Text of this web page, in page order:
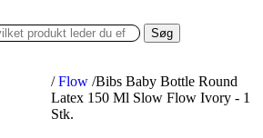
Søg
/ Flow /Bibs Baby Bottle Round
Latex 150 Ml Slow Flow Ivory - 1
Stk.